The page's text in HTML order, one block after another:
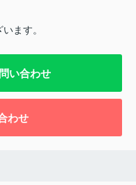
ます。
い合わせ
わせ